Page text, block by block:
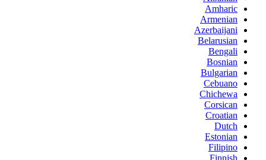
Amharic
Armenian
Azerbaijani
Belarusian
Bengali
Bosnian
Bulgarian
Cebuano
Chichewa
Corsican
Croatian
Dutch
Estonian
Filipino
Finnish